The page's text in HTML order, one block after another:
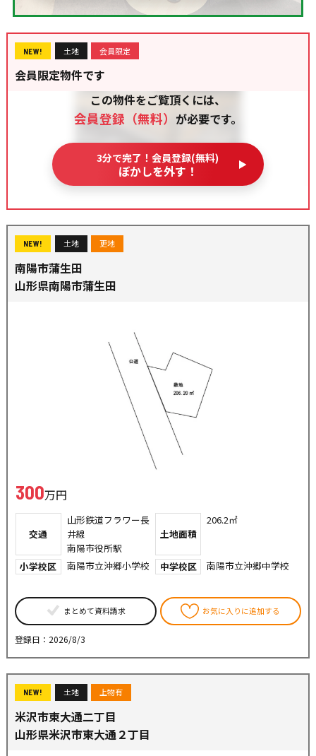
NEW! 土地 会員限定
会員限定物件です
この物件をご覧頂くには、
会員登録（無料） が必要です。
3分で完了！会員登録(無料)
ぼかしを外す！
NEW! 土地 更地
南陽市蒲生田
山形県南陽市蒲生田
300万円
交通
山形鉄道フラワー長
井線
南陽市役所駅
土地面積
206.2㎡
小学校区 南陽市立沖郷小学校 中学校区 南陽市立沖郷中学校
まとめて資料請求 お気に入りに追加する
登録日：2026/8/3
NEW! 土地 上物有
米沢市東大通二丁目
山形県米沢市東大通２丁目